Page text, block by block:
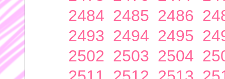
2484 2485 2486
2493 2494 2495
2502 2503 2504